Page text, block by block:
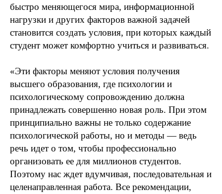
быстро меняющегося мира, информационной
нагрузки и других факторов важной задачей
становится создать условия, при которых каждый
студент может комфортно учиться и развиваться.
«Эти факторы меняют условия получения
высшего образования, где психологии и
психологическому сопровождению должна
принадлежать совершенно новая роль. При этом
принципиально важны не только содержание
психологической работы, но и методы — ведь
речь идет о том, чтобы профессионально
организовать ее для миллионов студентов.
Поэтому нас ждет вдумчивая, последовательная и
целенаправленная работа. Все рекомендации,